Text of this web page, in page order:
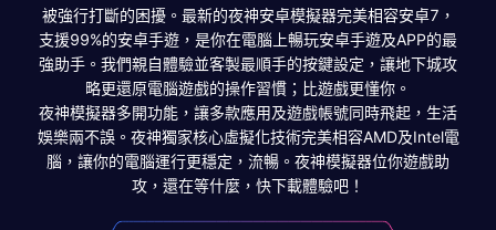
被強行打斷的困擾。最新的夜神安卓模擬器完美相容安卓7，
支援99%的安卓手遊，是你在電腦上暢玩安卓手遊及APP的最
強助手。我們親自體驗並客製最順手的按鍵設定，讓地下城攻
略更還原電腦遊戲的操作習慣；比遊戲更懂你。
夜神模擬器多開功能，讓多款應用及遊戲帳號同時飛起，生活
娛樂兩不誤。夜神獨家核心虛擬化技術完美相容AMD及Intel電
腦，讓你的電腦運行更穩定，流暢。夜神模擬器位你遊戲助
攻，還在等什麼，快下載體驗吧！